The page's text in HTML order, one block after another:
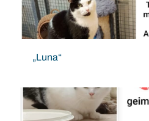
„Luna“